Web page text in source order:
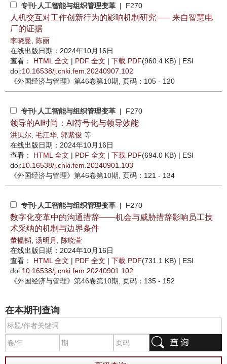
专刊·人工智能与组织管理变革 | F270
人机交互对工作创新行为的影响机制研究——来自智慧电
厂的证据
李晓曼
陈丽
在线出版日期：2024年10月16日
查看： HTML 全文 | PDF 全文 | 下载 PDF(960.4 KB) | ESI
doi:10.16538/j.cnki.fem.20240907.102
《外国经济与管理》 第46卷第10期 , 页码：105 - 120
专刊·人工智能与组织管理变革 | F270
领导的AI时尚：AI符号化与领导效能
洪贝尔 毛江华 郭紫俊 等
在线出版日期：2024年10月16日
查看： HTML 全文 | PDF 全文 | 下载 PDF(694.0 KB) | ESI
doi:10.16538/j.cnki.fem.20240901.103
《外国经济与管理》 第46卷第10期 , 页码：121 - 134
专刊·人工智能与组织管理变革 | F270
数字化变革中的沟通措辞——机会与威胁措辞影响员工技
术采纳的机制与边界条件
董韫韬 汤明月
陈晓萱
在线出版日期：2024年10月16日
查看： HTML 全文 | PDF 全文 | 下载 PDF(731.1 KB) | ESI
doi:10.16538/j.cnki.fem.20240901.102
《外国经济与管理》 第46卷第10期 , 页码：135 - 152
在本期刊查询